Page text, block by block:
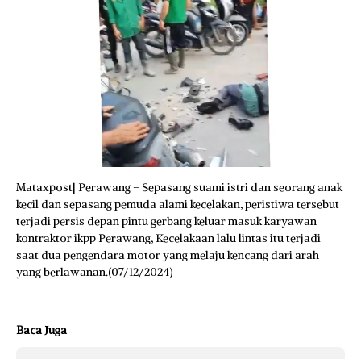
Mataxpost| Perawang – Sepasang suami istri dan seorang anak
kecil dan sepasang pemuda alami kecelakan, peristiwa tersebut
terjadi persis depan pintu gerbang keluar masuk karyawan
kontraktor ikpp Perawang, Kecelakaan lalu lintas itu terjadi
saat dua pengendara motor yang melaju kencang dari arah
yang berlawanan.(07/12/2024)
Baca Juga